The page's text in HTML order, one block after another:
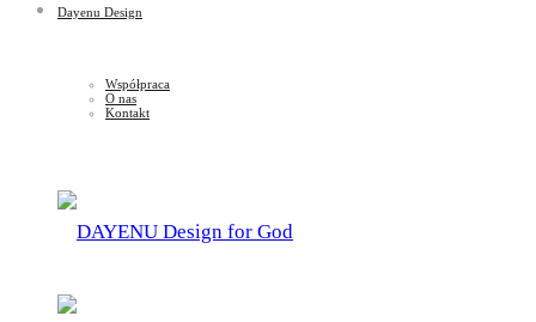
Dayenu Design
Współpraca
O nas
Kontakt